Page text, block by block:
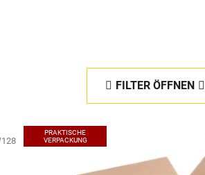
FILTER ÖFFNEN
PRAKTISCHE
VERPACKUNG